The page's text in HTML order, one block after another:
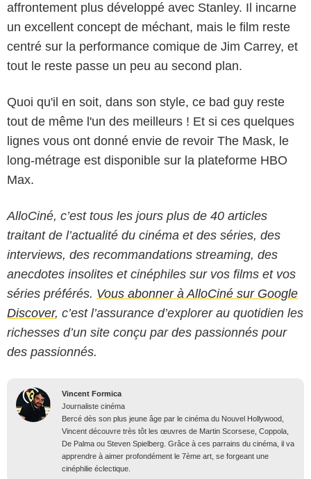
affrontement plus développé avec Stanley. Il incarne
un excellent concept de méchant, mais le film reste
centré sur la performance comique de Jim Carrey, et
tout le reste passe un peu au second plan.
Quoi qu'il en soit, dans son style, ce bad guy reste
tout de même l'un des meilleurs ! Et si ces quelques
lignes vous ont donné envie de revoir The Mask, le
long-métrage est disponible sur la plateforme HBO
Max.
AlloCiné, c’est tous les jours plus de 40 articles
traitant de l’actualité du cinéma et des séries, des
interviews, des recommandations streaming, des
anecdotes insolites et cinéphiles sur vos films et vos
séries préférés. Vous abonner à AlloCiné sur Google
Discover, c’est l’assurance d’explorer au quotidien les
richesses d’un site conçu par des passionnés pour
des passionnés.
Vincent Formica
Journaliste cinéma
Bercé dès son plus jeune âge par le cinéma du Nouvel Hollywood,
Vincent découvre très tôt les œuvres de Martin Scorsese, Coppola,
De Palma ou Steven Spielberg. Grâce à ces parrains du cinéma, il va
apprendre à aimer profondément le 7ème art, se forgeant une
cinéphilie éclectique.